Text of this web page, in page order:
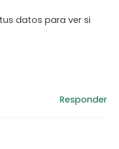
datos para ver si
Responder